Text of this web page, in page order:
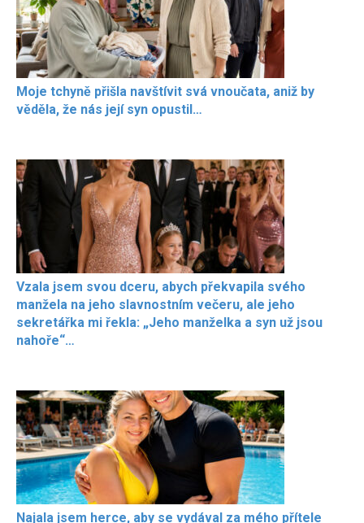
Moje tchyně přišla navštívit svá vnoučata, aniž by
věděla, že nás její syn opustil…
Vzala jsem svou dceru, abych překvapila svého
manžela na jeho slavnostním večeru, ale jeho
sekretářka mi řekla: „Jeho manželka a syn už jsou
nahoře“…
Najala jsem herce, aby se vydával za mého přítele